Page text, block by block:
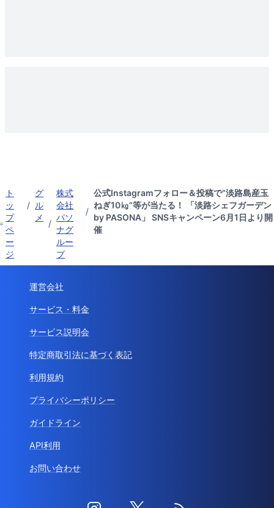
ト
ッ
プ
ペ
ー
ジ
/
グ
ル
メ
/
株式
会社
パソ
ナグ
ルー
プ
/
公式Instagramフォロー＆投稿で“淡路島産玉
ねぎ10㎏”等が当たる！ 「淡路シェフガーデン
by PASONA」 SNSキャンペーン6月1日より開
催
運営会社
サービス・料金
サービス説明会
特定商取引法に基づく表記
利用規約
プライバシーポリシー
ガイドライン
API利用
お問い合わせ